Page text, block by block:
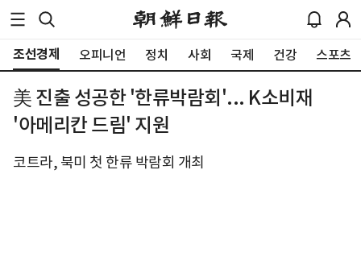
조선경제 오피니언 정치 사회 국제 건강 스포츠
美 진출 성공한 '한류박람회'... K소비재
'아메리칸 드림' 지원
코트라, 북미 첫 한류 박람회 개최